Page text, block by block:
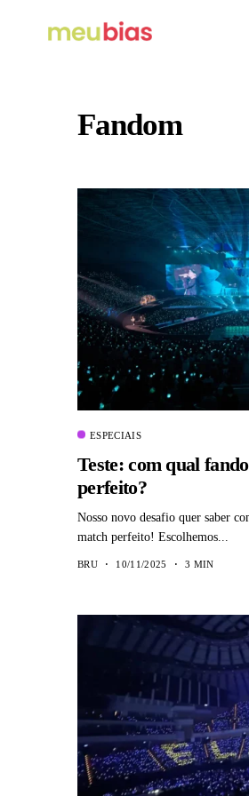
Fandom
ESPECIAIS
Teste: com qual
perfeito?
Nosso novo desafio quer saber
match perfeito! Escolhemos...
BRU 10/11/2025 3 MIN